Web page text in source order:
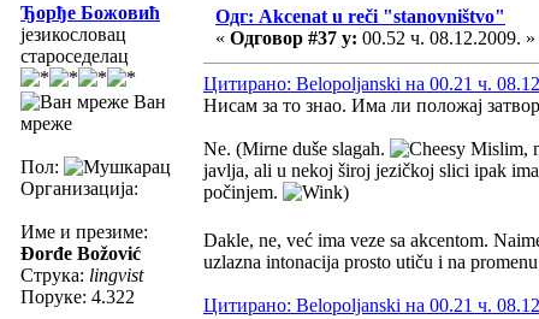
Ђорђе Божовић
језикословац
староседелац
Ван
мреже
Пол:
Организација:
Име и презиме:
Đorđe Božović
Струка: lingvist
Поруке: 4.322
Одг: Akcenat u reči "stanovništvo"
« Одговор #37 у: 00.52 ч. 08.12.2009. »
Цитирано: Belopoljanski на 00.21 ч.
Нисам за то знао. Има ли положај
Ne. (Mirne duše slagah.
Mislim,
javlja, ali u nekoj široj jezičkoj slici ipak
počinjem.
)
Dakle, ne, već ima veze sa akcentom.
uzlazna intonacija prosto utiču i na
Цитирано: Belopoljanski на 00.21 ч.